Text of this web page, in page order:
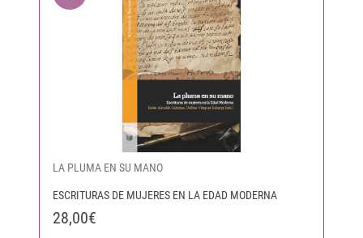
LA PLUMA EN SU MANO
ESCRITURAS DE MUJERES EN LA EDAD MODERNA
28,00€